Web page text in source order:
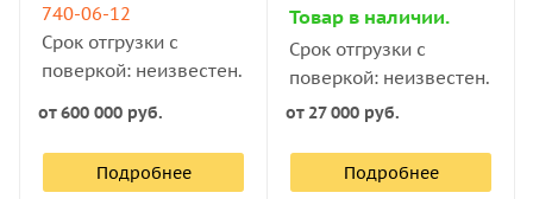
740-06-12
Срок отгрузки с
поверкой: неизвестен.
от600 000 руб.
Подробнее
Товар в наличии.
Срок отгрузки с
поверкой: неизвестен.
от 27 000 руб.
Подробнее